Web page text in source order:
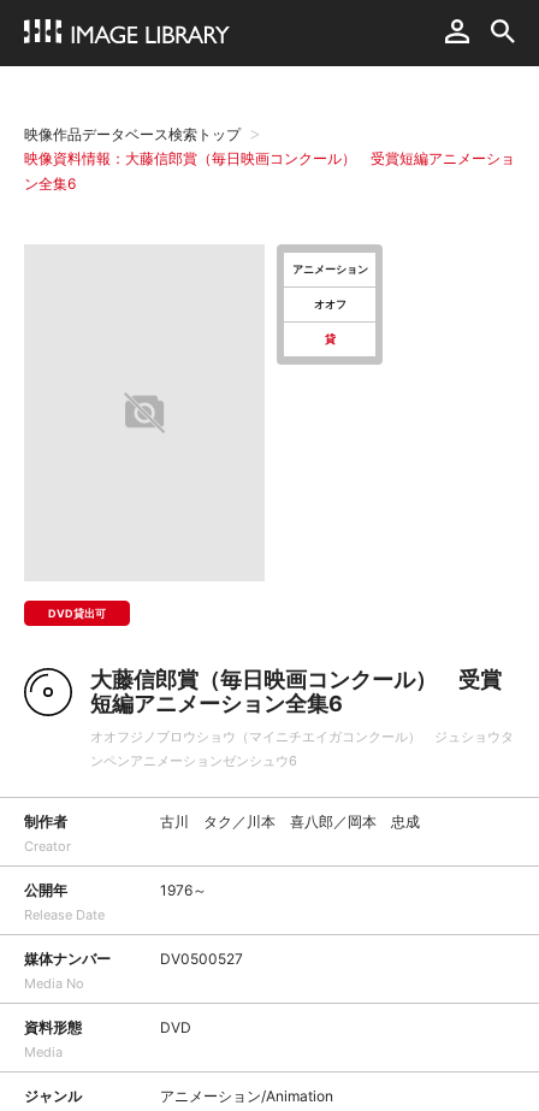
映像作品データベース検索トップ
映像資料情報：大藤信郎賞（毎日映画コンクール） 受賞短編アニメーショ
ン全集6
DVD貸出可
アニメーション
オオフ
貸
大藤信郎賞（毎日映画コンクール） 受賞
短編アニメーション全集6
オオフジノブロウショウ（マイニチエイガコンクール） ジュショウタ
ンペンアニメーションゼンシュウ6
制作者
Creator
古川 タク／川本 喜八郎／岡本 忠成
公開年
Release Date
1976～
媒体ナンバー
Media No
DV0500527
資料形態
Media
DVD
ジャンル アニメーション/Animation